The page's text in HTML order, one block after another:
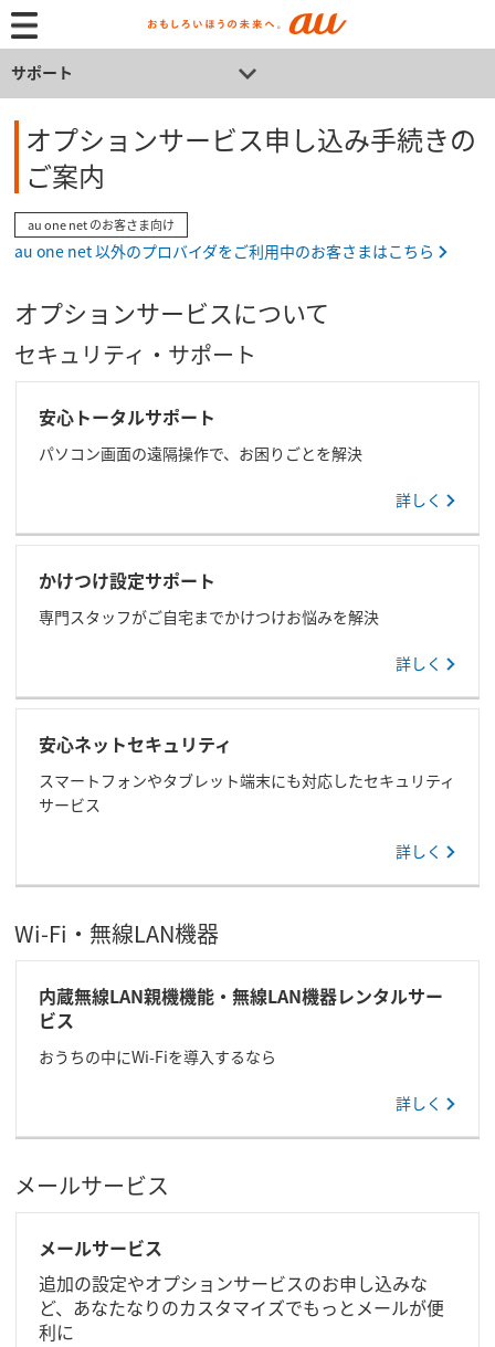
サポート
オプションサービス申し込み手続きの
ご案内
au one net のお客さま向け
au one net 以外のプロバイダをご利用中のお客さまはこちら
オプションサービスについて
セキュリティ・サポート
安心トータルサポート
パソコン画面の遠隔操作で、お困りごとを解決
詳しく
かけつけ設定サポート
専門スタッフがご自宅までかけつけお悩みを解決
詳しく
安心ネットセキュリティ
スマートフォンやタブレット端末にも対応したセキュリティ
サービス
詳しく
Wi-Fi・無線LAN機器
内蔵無線LAN親機機能・無線LAN機器レンタルサー
ビス
おうちの中にWi-Fiを導入するなら
詳しく
メールサービス
メールサービス
追加の設定やオプションサービスのお申し込みな
ど、あなたなりのカスタマイズでもっとメールが便
利に